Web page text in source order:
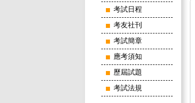
考試日程
考友社刊
考試簡章
應考須知
歷屆試題
考試法規